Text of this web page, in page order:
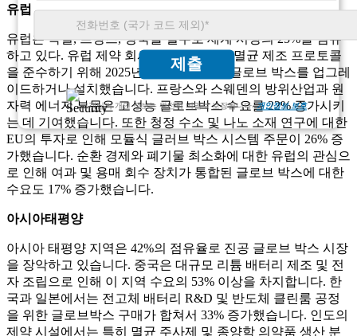
제출
고객님의 개인 정보는 완전히 비밀로 보장됩니다.개인정보 보호
유럽
유럽은 독일, 프랑스, ​​영국을 필두로 세계 시장의 25%를 점유
하고 있다. 유럽 ​​제약 회사의 31% 이상이 멸균 제조 프로토콜
을 준수하기 위해 2025년에 새로운 진공 글로브 박스를 업그레
이드하거나 설치했습니다. 프랑스와 스웨덴의 방위산업과 원
자력 에너지 부문은 고성능 글로브박스 수요를 22% 증가시키
는 데 기여했습니다. 또한 청정 수소 및 나노 소재 연구에 대한
EU의 투자로 인해 모듈식 글러브 박스 시스템 주문이 26% 증
가했습니다. 순환 경제와 폐기물 최소화에 대한 유럽의 관심으
로 인해 여과 및 용매 회수 장치가 통합된 글로브 박스에 대한
수요도 17% 증가했습니다.
아시아태평양
아시아 태평양 지역은 42%의 점유율로 진공 글로브 박스 시장
을 장악하고 있습니다. 중국은 대규모 리튬 배터리 제조 및 전
자 조립으로 인해 이 지역 수요의 53% 이상을 차지합니다. 한
국과 일본에서는 전고체 배터리 R&D 및 반도체 클린룸 공정
을 위한 글로브박스 구매가 합쳐서 33% 증가했습니다. 인도의
제약 시설에서는 특히 멸균 주사제 및 종양학 의약품 생산 분